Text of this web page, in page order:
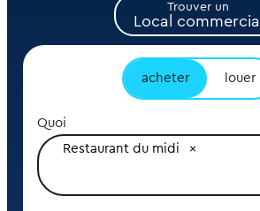
Trouver un
Local commercial
acheter louer
Quoi
Restaurant du midi